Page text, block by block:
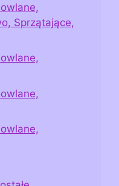
Sprzątające,